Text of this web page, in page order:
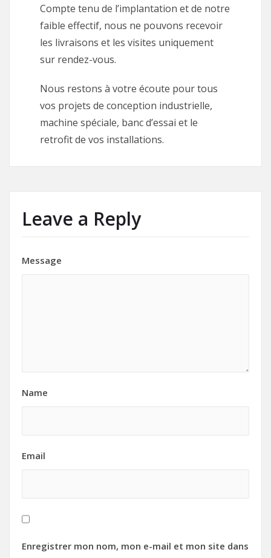
Compte tenu de l’implantation et de notre
faible effectif, nous ne pouvons recevoir
les livraisons et les visites uniquement
sur rendez-vous.
Nous restons à votre écoute pour tous
vos projets de conception industrielle,
machine spéciale, banc d’essai et le
retrofit de vos installations.
Leave a Reply
Message
Name
Email
Enregistrer mon nom, mon e-mail et mon site dans